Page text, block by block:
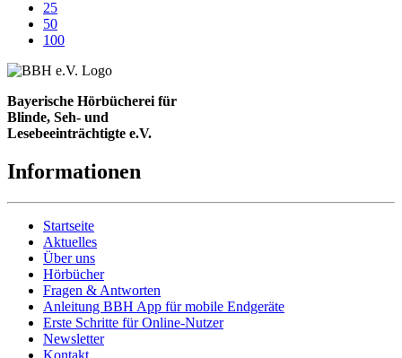
25
50
100
Bayerische Hörbücherei für
Blinde, Seh- und
Lesebeeinträchtigte e.V.
Informationen
Startseite
Aktuelles
Über uns
Hörbücher
Fragen & Antworten
Anleitung BBH App für mobile Endgeräte
Erste Schritte für Online-Nutzer
Newsletter
Kontakt